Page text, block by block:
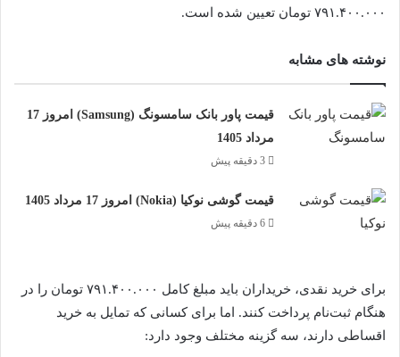
۷۹۱.۴۰۰.۰۰۰ تومان تعیین شده است.
نوشته های مشابه
قیمت پاور بانک سامسونگ (Samsung) امروز 17
مرداد 1405
3 دقیقه پیش
قیمت گوشی نوکیا (Nokia) امروز 17 مرداد 1405
6 دقیقه پیش
برای خرید نقدی، خریداران باید مبلغ کامل ۷۹۱.۴۰۰.۰۰۰ تومان را در
هنگام ثبت‌نام پرداخت کنند. اما برای کسانی که تمایل به خرید
اقساطی دارند، سه گزینه مختلف وجود دارد: